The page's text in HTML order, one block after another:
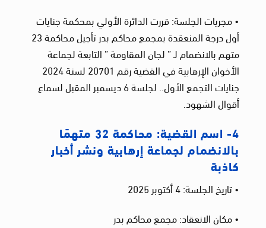
• مجريات الجلسة: قررت الدائرة الأولي بمحكمة جنايات
أول درجة المنعقدة بمجمع محاكم بدر تأجيل محاكمة 23
متهم بالانضمام لـ ” لجان المقاومة ” التابعة لجماعة
الأخوان الإرهابية في القضية رقم 20701 لسنة 2024
جنايات التجمع الأول.. لجلسة 6 ديسمبر المقبل لسماع
أقوال الشهود.
4- اسم القضية: محاكمة 32 متهمًا
بالانضمام لجماعة إرهابية ونشر أخبار
كاذبة
• تاريخ الجلسة: 4 أكتوبر 2025
• مكان الانعقاد: مجمع محاكم بدر